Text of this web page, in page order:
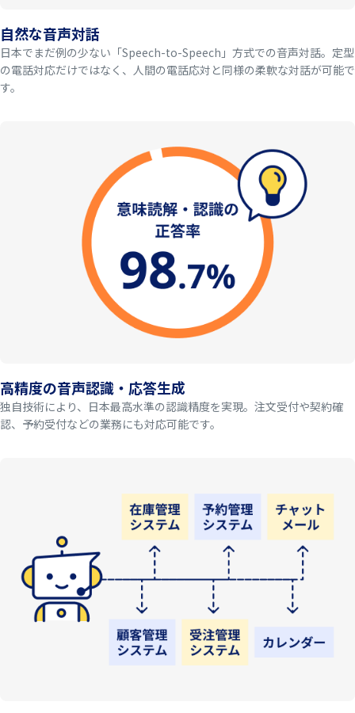
自然な音声対話
日本でまだ例の少ない「Speech-to-Speech」方式での音声対話。定型
の電話対応だけではなく、人間の電話応対と同様の柔軟な対話が可能で
す。
高精度の音声認識・応答生成
独自技術により、日本最高水準の認識精度を実現。注文受付や契約確
認、予約受付などの業務にも対応可能です。